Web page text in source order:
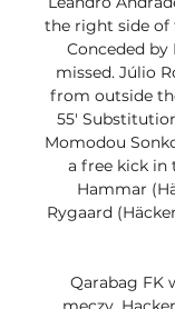
the right side of
Conceded
missed. Júlio
from outside
55'
Momodou
a free kick in
Hammar
Rygaard
Qarabag FK